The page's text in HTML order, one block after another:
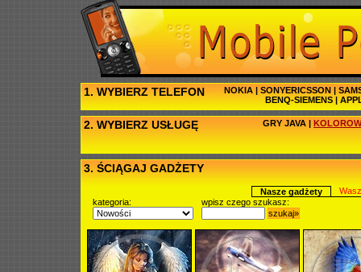
1. WYBIERZ TELEFON NOKIA | SONYERICSSON |
BENQ-SIEMENS |
2. WYBIERZ USŁUGĘ GRY JAVA |
3. ŚCIĄGAJ GADŻETY
Nasze gadżety
kategoria:
wpisz czego szukasz:
szukaj»